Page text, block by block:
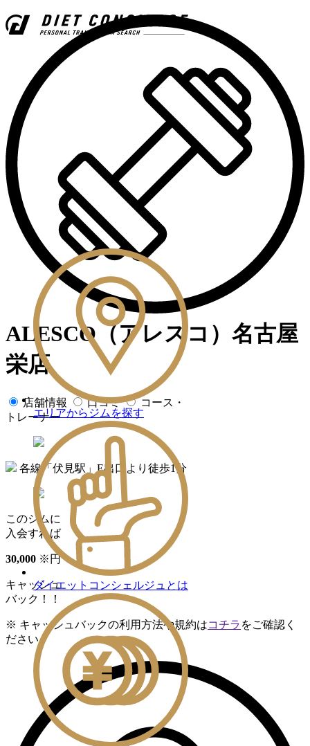
エリアからジムを探す
ダイエットコンシェルジュとは
ALESCO（アレスコ）名古屋
栄店
店舗情報 口コミ
コース・
トレーナー
各線「伏見駅」E出口より徒歩1分
このジムに
入会すれば
30,000 ※ 円
キャッシュ
バック！！
※ キャッシュバックの利用方法や規約はコチラ をご確認く
ださい